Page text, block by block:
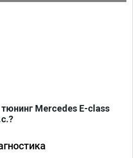
Mercedes E-class